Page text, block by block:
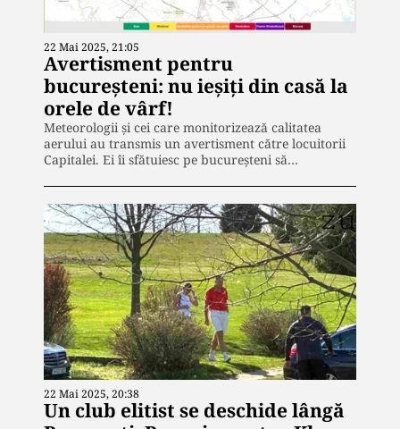
22 Mai 2025, 21:05
Avertisment pentru
bucureșteni: nu ieșiți din casă la
orele de vârf!
Meteorologii și cei care monitorizează calitatea
aerului au transmis un avertisment către locuitorii
Capitalei. Ei îi sfătuiesc pe bucureșteni să…
22 Mai 2025, 20:38
Un club elitist se deschide lângă